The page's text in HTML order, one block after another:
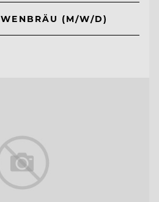
(M/W/D)